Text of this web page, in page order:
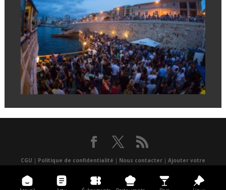
CGU | Politique de confidentialité | Nous contacter| Ajouter votre
événement
un lieu| Réalisé par Atlantis multimédia
Application
mobile